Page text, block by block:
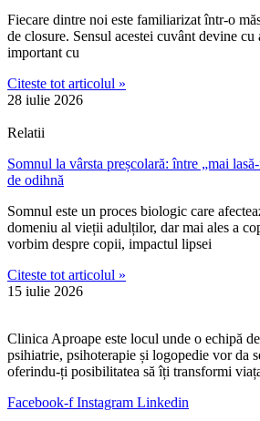
Fiecare dintre noi este familiarizat într-o
de closure. Sensul acestei cuvânt devine
important cu
Citeste tot articolul »
28 iulie 2026
Relatii
Somnul la vârsta preșcolară: între „mai
de odihnă
Somnul este un proces biologic care
domeniu al vieții adulților, dar mai ales a
vorbim despre copii, impactul lipsei
Citeste tot articolul »
15 iulie 2026
Clinica Aproape este locul unde o echipă
psihiatrie, psihoterapie și logopedie vor da
oferindu-ți posibilitatea să îți transformi
Facebook-f Instagram Linkedin